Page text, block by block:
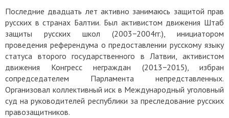
Последние двадцать лет активно занимаюсь защитой прав
русских в странах Балтии. Был активистом движения Штаб
защиты русских школ (2003−2004гг.), инициатором
проведения референдума о предоставлении русскому языку
статуса второго государственного в Латвии, активистом
движения Конгресс неграждан (2013−2015), избран
сопредседателем Парламента непредставленных.
Организовал коллективный иск в Международный уголовный
суд на руководителей республики за преследование русских
правозащитников.